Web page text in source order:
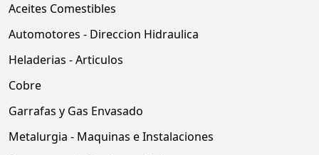
Aceites Comestibles
Automotores - Direccion Hidraulica
Heladerias - Articulos
Cobre
Garrafas y Gas Envasado
Metalurgia - Maquinas e Instalaciones